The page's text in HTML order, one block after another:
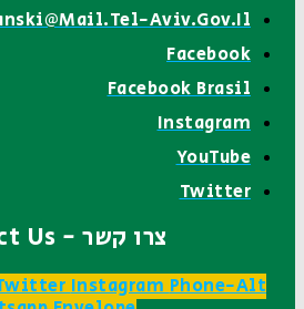
Aviv.gov.il
Facebook
Facebook Brasil
Instagram
YouTube
Twitter
צרו קשר - Contact Us
TwitterInstagramPhone-Alt